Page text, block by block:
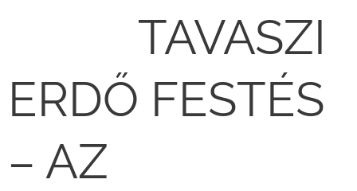
🌸🌳 TAVASZI
ERDŐ FESTÉS
– AZ